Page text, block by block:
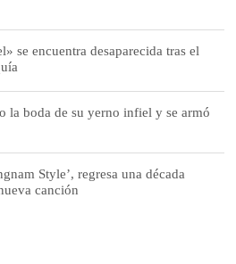
se encuentra desaparecida tras el
la boda de su yerno infiel y se armó
Style’, regresa una década
canción